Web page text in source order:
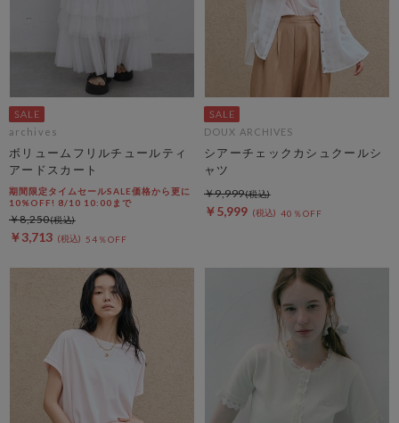
archives
ボリュームフリルチュールティ
アードスカート
期間限定タイムセールSALE価格から更に
10%OFF! 8/10 10:00まで
￥3,713 54％OFF
￥8,250
DOUX ARCHIVES
シアーチェックカシュクールシ
ャツ
￥5,999 40％OFF
￥9,999